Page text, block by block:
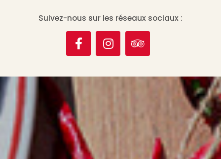
Suivez-nous sur les réseaux sociaux :